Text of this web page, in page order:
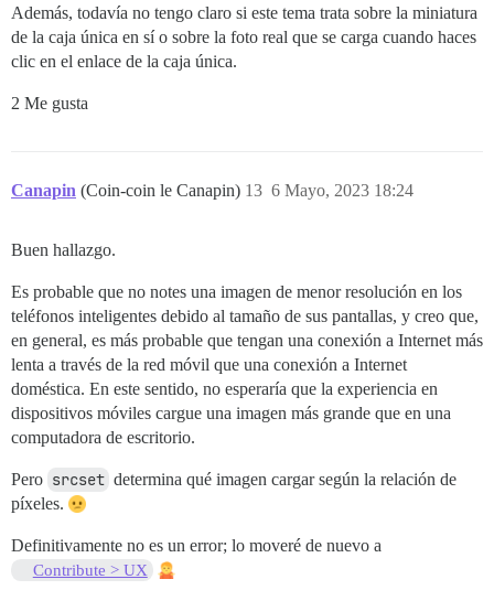
Además, todavía no tengo claro si este tema trata sobre la miniatura
de la caja única en sí o sobre la foto real que se carga cuando haces
clic en el enlace de la caja única.
2 Me gusta
Canapin (Coin-coin le Canapin) 6 Mayo, 2023 18:24
13
Buen hallazgo.
Es probable que no notes una imagen de menor resolución en los
teléfonos inteligentes debido al tamaño de sus pantallas, y creo que,
en general, es más probable que tengan una conexión a Internet más
lenta a través de la red móvil que una conexión a Internet
doméstica. En este sentido, no esperaría que la experiencia en
dispositivos móviles cargue una imagen más grande que en una
computadora de escritorio.
Pero srcset determina qué imagen cargar según la relación de
píxeles.
Definitivamente no es un error; lo moveré de nuevo a
Contribute > UX